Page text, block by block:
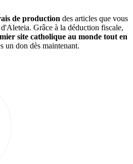
de production des articles que vous
Grâce à la déduction fiscale,
site catholique au monde tout en
un don dès maintenant.